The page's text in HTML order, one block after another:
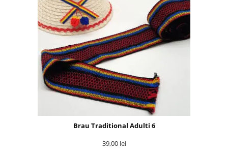
Brau Traditional Adulti 6
39,00 lei